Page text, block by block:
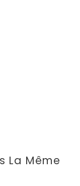
La Même